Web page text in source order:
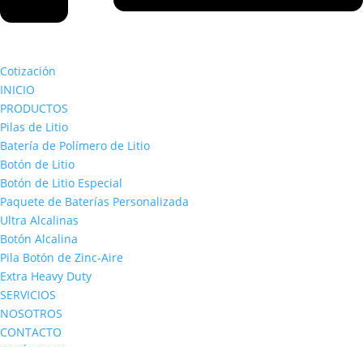
Cotización
INICIO
PRODUCTOS
Pilas de Litio
Batería de Polímero de Litio
Botón de Litio
Botón de Litio Especial
Paquete de Baterías Personalizada
Ultra Alcalinas
Botón Alcalina
Pila Botón de Zinc-Aire
Extra Heavy Duty
SERVICIOS
NOSOTROS
CONTACTO